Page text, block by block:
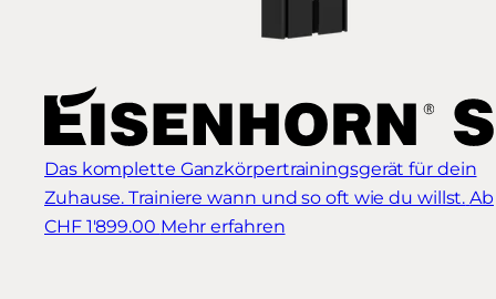
Das komplette Ganzkörpertrainingsgerät für dein
Zuhause. Trainiere wann und so oft wie du willst. Ab
CHF 1'899.00 Mehr erfahren